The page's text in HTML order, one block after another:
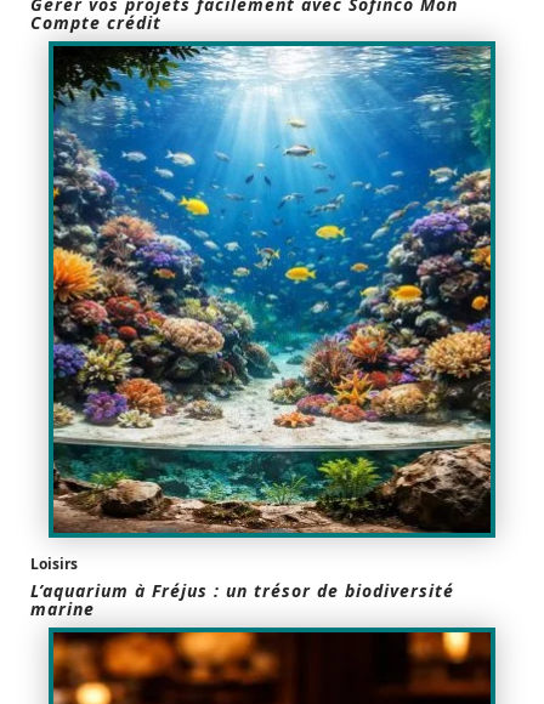
Compte crédit
Loisirs
L’aquarium à Fréjus : un trésor de biodiversité
marine